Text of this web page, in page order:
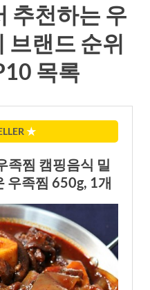
추천하는 우
브랜드 순위
목록
★
족찜 캠핑음식 밀
우족찜 650g, 1개